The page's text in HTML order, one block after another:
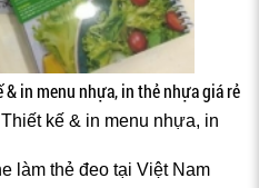
in menu nhựa, in thẻ nhựa giá rẻ
kế & in menu nhựa, in
làm thẻ đeo tại Việt Nam